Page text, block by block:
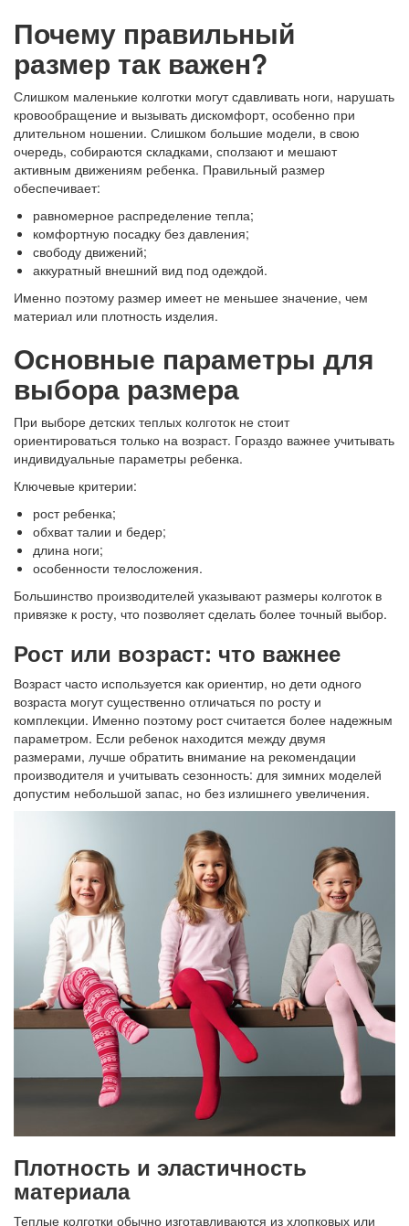
Почему правильный
размер так важен?
Слишком маленькие колготки могут сдавливать ноги, нарушать
кровообращение и вызывать дискомфорт, особенно при
длительном ношении. Слишком большие модели, в свою
очередь, собираются складками, сползают и мешают
активным движениям ребенка. Правильный размер
обеспечивает:
равномерное распределение тепла;
комфортную посадку без давления;
свободу движений;
аккуратный внешний вид под одеждой.
Именно поэтому размер имеет не меньшее значение, чем
материал или плотность изделия.
Основные параметры для
выбора размера
При выборе детских теплых колготок не стоит
ориентироваться только на возраст. Гораздо важнее учитывать
индивидуальные параметры ребенка.
Ключевые критерии:
рост ребенка;
обхват талии и бедер;
длина ноги;
особенности телосложения.
Большинство производителей указывают размеры колготок в
привязке к росту, что позволяет сделать более точный выбор.
Рост или возраст: что важнее
Возраст часто используется как ориентир, но дети одного
возраста могут существенно отличаться по росту и
комплекции. Именно поэтому рост считается более надежным
параметром. Если ребенок находится между двумя
размерами, лучше обратить внимание на рекомендации
производителя и учитывать сезонность: для зимних моделей
допустим небольшой запас, но без излишнего увеличения.
Плотность и эластичность
материала
Теплые колготки обычно изготавливаются из хлопковых или